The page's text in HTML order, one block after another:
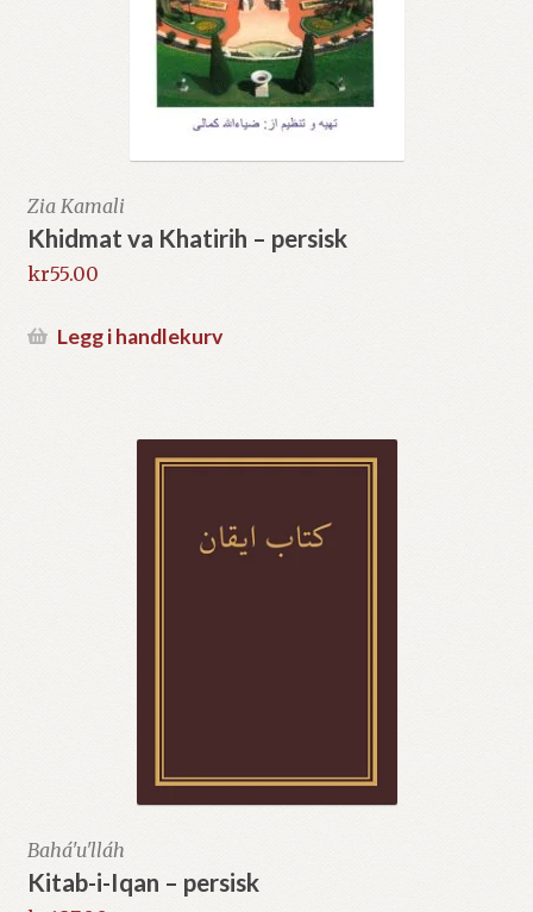
Zia Kamali
Khidmat va Khatirih – persisk
kr55.00
Legg i handlekurv
Bahá'u'lláh
Kitab-i-Iqan – persisk